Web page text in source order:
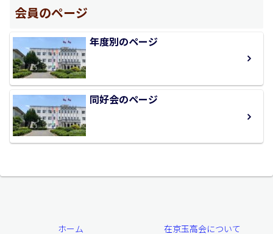
会員のページ
年度別のページ
同好会のページ
ホーム 在京玉高会について